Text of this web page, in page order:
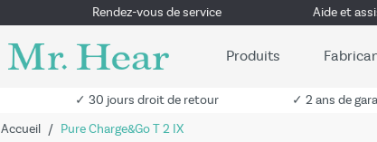
Rendez-vous de service Aide et
Produits
✓ 30 jours droit de retour ✓ 2 ans de
Accueil / Pure Charge&Go T 2 IX